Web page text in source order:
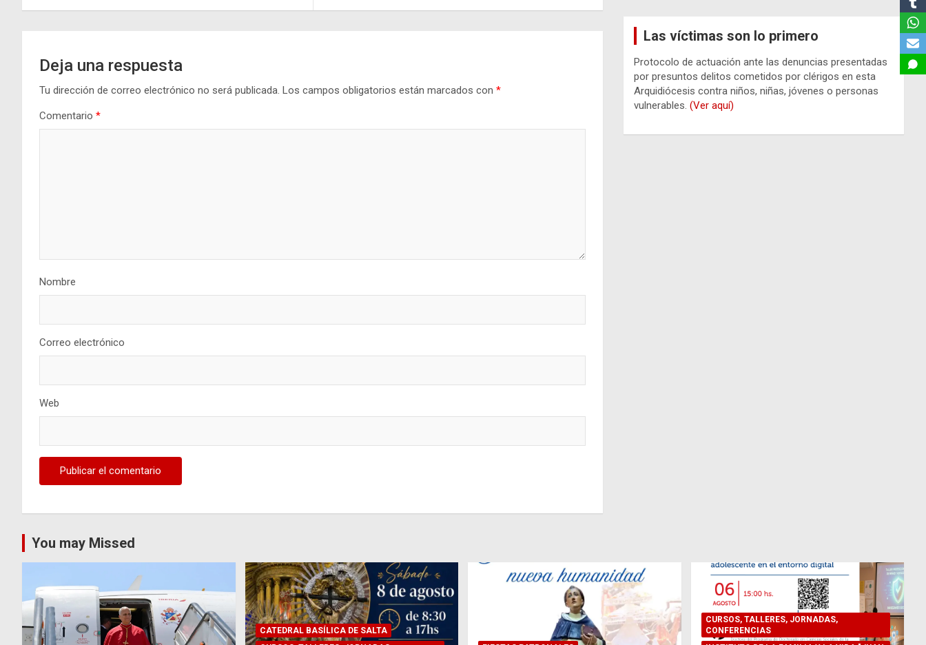
Deja una respuesta
Tu dirección de correo electrónico no será publicada. Los campos obligatorios están marcados con *
Comentario *
Nombre
Correo electrónico
Web
Las víctimas son lo primero
Protocolo de actuación ante las denuncias presentadas
por presuntos delitos cometidos por clérigos en esta
Arquidiócesis contra niños, niñas, jóvenes o personas
vulnerables.(Ver aquí)
You may Missed
CATEDRAL BASÍLICA DE SALTA
CURSOS, TALLERES, JORNADAS,
CONFERENCIAS